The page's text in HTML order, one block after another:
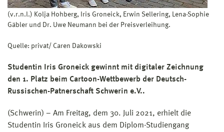
(v.r.n.l.) Kolja Hohberg, Iris Groneick, Erwin Sellering, Lena-Sophie
Gäbler und Dr. Uwe Neumann bei der Preisverleihung.
Quelle: privat/ Caren Dakowski
Studentin Iris Groneick gewinnt mit digitaler Zeichnung
den 1. Platz beim Cartoon-Wettbewerb der Deutsch-
Russischen-Patnerschaft Schwerin e.V..
(Schwerin) – Am Freitag, dem 30. Juli 2021, erhielt die
Studentin Iris Groneick aus dem Diplom-Studiengang